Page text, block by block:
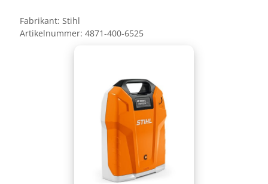
Fabrikant: Stihl
Artikelnummer: 4871-400-6525